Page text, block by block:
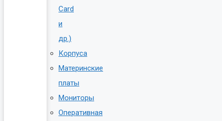
Card
и
др.)
Корпуса
Материнские
платы
Мониторы
Оперативная